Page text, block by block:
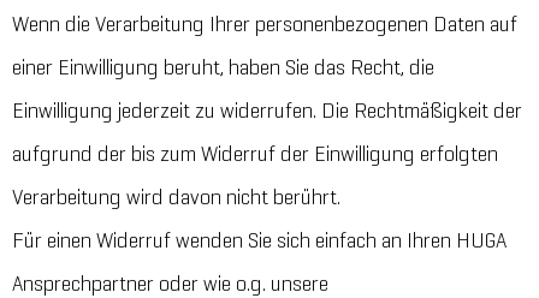
Wenn die Verarbeitung Ihrer personenbezogenen Daten auf
einer Einwilligung beruht, haben Sie das Recht, die
Einwilligung jederzeit zu widerrufen. Die Rechtmäßigkeit der
aufgrund der bis zum Widerruf der Einwilligung erfolgten
Verarbeitung wird davon nicht berührt.
Für einen Widerruf wenden Sie sich einfach an Ihren HUGA
Ansprechpartner oder wie o.g. unsere